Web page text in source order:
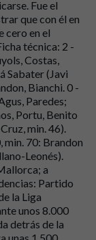
Fue el
que con él en
cero en el
técnica: 2 -
Costas,
Sabater (Javi
Bianchi. 0 -
Paredes;
Portu, Benito
min. 46).
min. 70: Brandon
Leonés).
a
Partido
la Liga
unos 8.000
detrás de la